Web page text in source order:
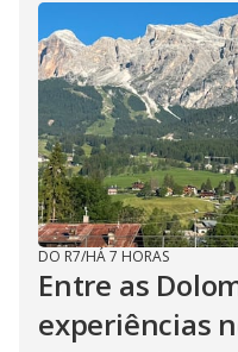
DO R7/HÁ 7 HORAS
Entre as
experiências